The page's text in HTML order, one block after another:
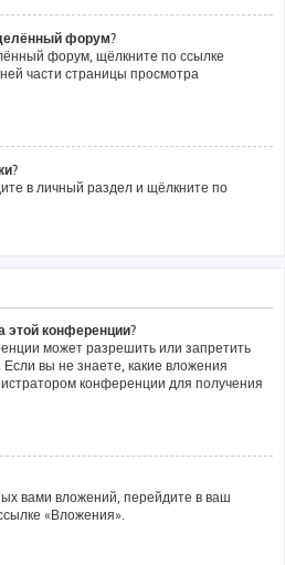
форум?
форум, щёлкните по ссылке
части страницы просмотра
в личный раздел и щёлкните по
этой конференции?
может разрешить или запретить
вы не знаете, какие вложения
конференции для получения
вами вложений, перейдите в ваш
«Вложения».